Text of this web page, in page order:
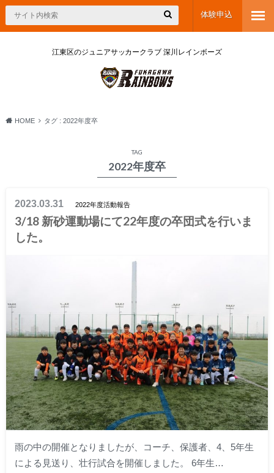
江東区のジュニアサッカークラブ 深川レインボーズ
体験申込
HOME タグ : 2022年度卒
TAG
2022年度卒
2023.03.31 2022年度活動報告
3/18 新砂運動場にて22年度の卒団式を行いま
した。
雨の中の開催となりましたが、コーチ、保護者、4、5年生
による見送り、壮行試合を開催しました。 6年生…